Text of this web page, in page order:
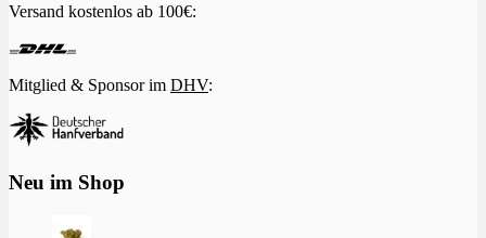
Versand kostenlos ab 100€:
Mitglied & Sponsor im DHV:
Neu im Shop